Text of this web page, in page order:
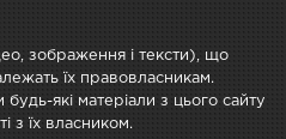
зображення і тексти), що
їх правовласникам.
які матеріали з цього сайту
з їх власником.